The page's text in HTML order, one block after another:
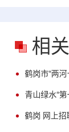
相
鹤岗市“两
青山绿水“第
鹤岗 网上招